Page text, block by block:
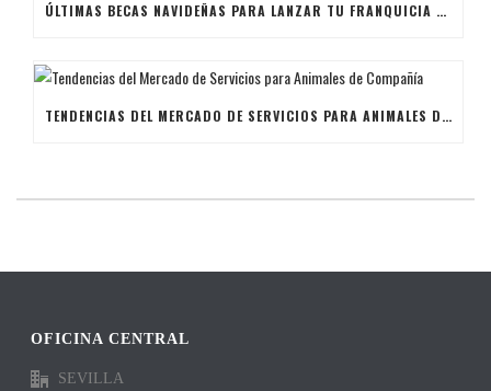
ÚLTIMAS BECAS NAVIDEÑAS PARA LANZAR TU FRANQUICIA DE ANIMALES DE COMPAÑÍA
TENDENCIAS DEL MERCADO DE SERVICIOS PARA ANIMALES DE COMPAÑÍA
OFICINA CENTRAL
SEVILLA